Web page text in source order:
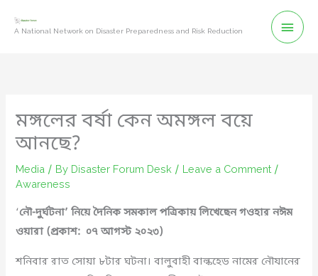
A National Network on Disaster Preparedness and Risk Reduction
মঙ্গলের বর্ষা কেন অমঙ্গল বয়ে
আনছে?
Media / By Disaster Forum Desk / Leave a Comment /
Awareness
‘নৌ-দুর্ঘটনা’ নিয়ে দৈনিক সমকাল পত্রিকায় লিখেছেন গওহার নঈম
ওয়ারা (প্রকাশ: ০৭ আগস্ট ২০২৩)
শনিবার রাত সোয়া ৮টার ঘটনা। বালুবাহী বাল্কহেড নামের নৌযানের